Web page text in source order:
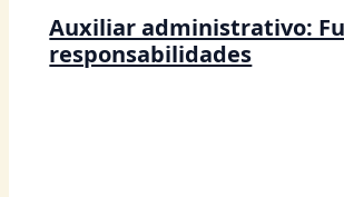
Auxiliar administrativo:
responsabilidades